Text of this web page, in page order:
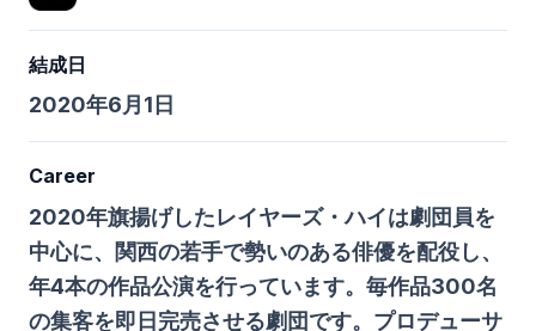
結成日
2020年6月1日
Career
2020年旗揚げしたレイヤーズ・ハイは劇団員を
中心に、関西の若手で勢いのある俳優を配役し、
年4本の作品公演を行っています。毎作品300名
の集客を即日完売させる劇団です。プロデューサ